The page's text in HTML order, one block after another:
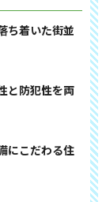
ち着いた街並
と防犯性を両
にこだわる住